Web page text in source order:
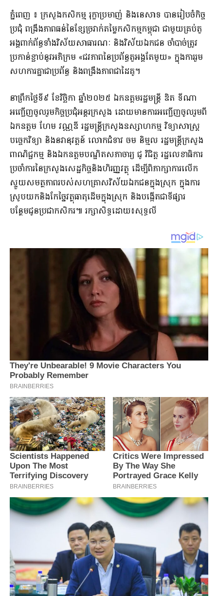
ភ្នំពេញ ៖ ក្រសួងកសិកម្ម​ រុក្ខាប្រមាញ់​ និងនេសាទ​ បានរៀបចំកិច្ច
ប្រជុំ​ ពង្រឹងភាពធន់នៃខ្សែច្រវាក់តម្លៃកសិកម្មកម្ពុជា ជាមួយគ្រប់តួ
អង្គពាក់ព័ន្ធទាំងវិស័យសាធារណៈ និងវិស័យឯកជន ចាំបាច់ត្រូវ
ប្រកាន់ខ្ជាប់នូវអភិក្រម «ជវភាពនៃប្រព័ន្ធតួអង្គតែមួយ» ក្នុងការរួម
សហការគ្នាជាប្រព័ន្ធ និងពង្រឹងភាពជាដៃគូ។
នាព្រឹកថ្ងៃទី៩ ខែវិច្ឆិកា ឆ្នាំ២០២៥ ឯកឧត្តមរដ្ឋមន្ត្រី ឌិត ទីណា
អញ្ជើញចូលរួមកិច្ចប្រជុំអន្តរក្រសួង ដោយមានការអញ្ជើញចូលរួមពី
ឯកឧត្តម ហែម វណ្ណឌី រដ្ឋមន្ត្រីក្រសួងឧស្សាហកម្ម វិទ្យាសាស្ត្រ
បច្ចេកវិទ្យា និងនវានុវត្តន៍ លោកជំទាវ ចម និម្មល រដ្ឋមន្ត្រីក្រសួង
ពាណិជ្ជកម្ម និងឯកឧត្តមបណ្ឌិតសភាចារ្យ ជូ វិជិត្ត រដ្ឋលេខាធិការ
ប្រចាំការនៃក្រសួងសេដ្ឋកិច្ចនិងហិរញ្ញវត្ថុ ដើម្បីពិភាក្សាការលើក
ស្ទួយសមត្ថភាពរបស់សហគ្រាសវិស័យឯកជនក្នុងស្រុក ក្នុងការ
ស្រូបយកនិងកែច្នៃវត្ថុធាតុដើមក្នុងស្រុក និងបង្កើតជាទីផ្សារ
បន្ថែមជូនប្រជាកសិករ៕ រក្សាសិទ្ធដោយ៖សុទ្ធលី